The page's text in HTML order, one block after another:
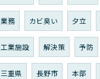
業務 カビ臭い 夕立
工業施設 解決策 予防
三重県 長野市 本部